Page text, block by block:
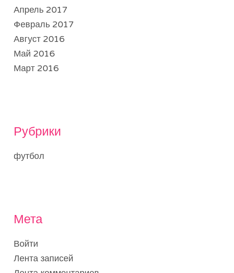
Апрель 2017
Февраль 2017
Август 2016
Май 2016
Март 2016
Рубрики
футбол
Мета
Войти
Лента записей